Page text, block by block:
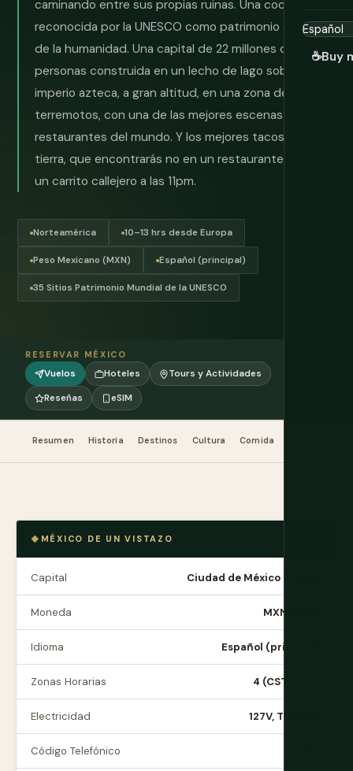
☕Buy
caminando entre sus propias ruinas. Una cocina
reconocida por la UNESCO como patrimonio cultural
de la humanidad. Una capital de 22 millones de
personas construida en un lecho de lago sobre un
imperio azteca, a gran altitud, en una zona de
terremotos, con una de las mejores escenas de
restaurantes del mundo. Y los mejores tacos de la
tierra, que encontrarás no en un restaurante sino en
un carrito callejero a las 11pm.
Norteamérica 10–13 hrs desde Europa
Peso Mexicano (MXN) Español (principal)
35 Sitios Patrimonio Mundial de la UNESCO
RESERVAR MÉXICO
Vuelos Hoteles
Tours y Actividades
Reseñas
eSIM
Resumen Historia Destinos Cultura Comida
MÉXICO DE UN VISTAZO
Capital Ciudad de México (CDMX)
Moneda MXN (Peso)
Idioma Español (principal)
Zonas Horarias 4 (CST a PST)
Electricidad 127V, Tipo A/B
Código Telefónico